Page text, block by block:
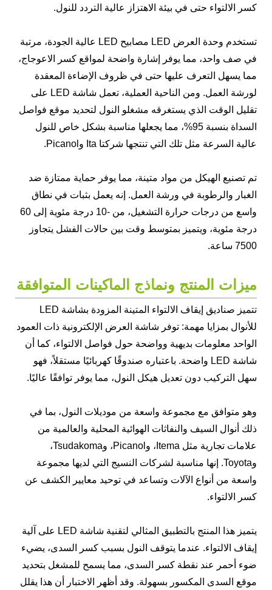
كسر الالتواء حتى في بيئة الاهتزاز عالية التردد للنول.
تستخدم وحدة العرض LED مصابيح LED عالية الجودة، مرتبة
في صف واحد، مما يوفر إشارة واضحة لمواقع كسر الاعوجاج،
مما يسهل التعرف عليها حتى في ظروف الإضاءة المعقدة
لورشة العمل. ومن الناحية العملية، تعمل شاشة LED على
تقليل الوقت الذي يستغرقه مشغلو النول لتحديد موقع فواصل
السداة بنسبة 95%، مما يجعلها مناسبة بشكل خاص للنول
عالية السرعة مثل تلك التي تنتجها شركتا Ita وPicanol.
تم تصنيع الهيكل من مواد متينة، مما يوفر حماية ممتازة ضد
الغبار والرطوبة في ورشة العمل. إنه يعمل بثبات في نطاق
واسع من درجات حرارة التشغيل، من -10 درجة مئوية إلى 60
درجة مئوية، ويتميز بمتوسط ​​وقت بين حالات الفشل يتجاوز
7500 ساعة.
ميزات المنتج ونماذج الماكينات المتوافقة
تتميز صناديق إيقاف الالتواء المتينة المزودة بشاشة LED
للأنوال بمزايا مهمة: توفر شاشة العرض الإلكترونية ذات العمود
الواحد معلومات بديهية وواضحة حول فواصل الالتواء، كما أن
شاشة LED واضحة. باعتباره صندوقًا كهربائيًا مستقلاً، فهو
سهل التركيب دون تعديل هيكل النول، مما يوفر توافقًا عاليًا.
وهو متوافق مع مجموعة واسعة من موديلات النول، بما في
ذلك أنوال السيف والنفاثات الهوائية المحلية والعالمية من
علامات تجارية مثل Itema، وPicanol، وTsudakoma،
وToyota. إنها مناسبة لشركات النسيج التي لديها مجموعة
واسعة من أنواع الآلات وتساعد في توحيد معايير الكشف عن
كسر الالتواء.
يتميز هذا المنتج بالتطبيق المثالي لتقنية شاشة LED على آلية
إيقاف الالتواء. عندما يتوقف النول بسبب كسر السدى، يضيء
ضوء أحمر عند نقطة كسر السدى، مما يسمح للمشغل بتحديد
موقع السدى المكسور بسهولة. وقد أظهر الاختبار أن هذا يقلل